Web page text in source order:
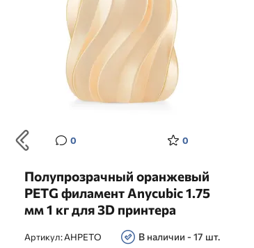
0 0
Полупрозрачный оранжевый
PETG филамент Anycubic 1.75
мм 1 кг для 3D принтера
Артикул:AHPETO В наличии - 17 шт.